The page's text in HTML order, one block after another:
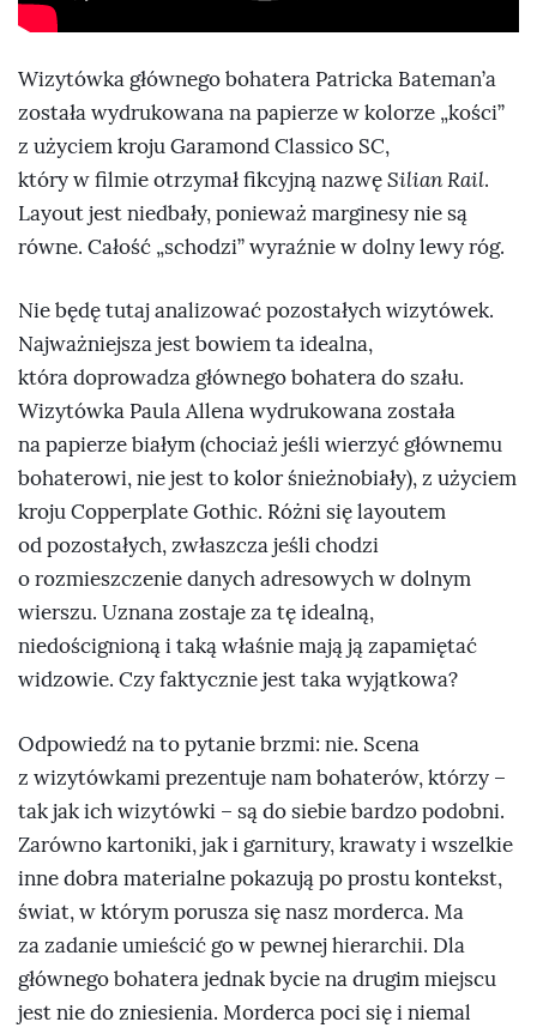
Wizytówka głównego bohatera Patricka Bateman’a
została wydrukowana na papierze w kolorze „kości”
z użyciem kroju Garamond Classico SC,
który w filmie otrzymał fikcyjną nazwęSilian Rail.
Layout jest niedbały, ponieważ marginesy nie są
równe. Całość „schodzi” wyraźnie w dolny lewy róg.
Nie będę tutaj analizować pozostałych wizytówek.
Najważniejsza jest bowiem ta idealna,
która doprowadza głównego bohatera do szału.
Wizytówka Paula Allena wydrukowana została
na papierze białym (chociaż jeśli wierzyć głównemu
bohaterowi, nie jest to kolor śnieżnobiały), z użyciem
kroju Copperplate Gothic. Różni się layoutem
od pozostałych, zwłaszcza jeśli chodzi
o rozmieszczenie danych adresowych w dolnym
wierszu. Uznana zostaje za tę idealną,
niedoścignioną i taką właśnie mają ją zapamiętać
widzowie. Czy faktycznie jest taka wyjątkowa?
Odpowiedź na to pytanie brzmi: nie. Scena
z wizytówkami prezentuje nam bohaterów, którzy –
tak jak ich wizytówki – są do siebie bardzo podobni.
Zarówno kartoniki, jak i garnitury, krawaty i wszelkie
inne dobra materialne pokazują po prostu kontekst,
świat, w którym porusza się nasz morderca. Ma
za zadanie umieścić go w pewnej hierarchii. Dla
głównego bohatera jednak bycie na drugim miejscu
jest nie do zniesienia. Morderca poci się i niemal